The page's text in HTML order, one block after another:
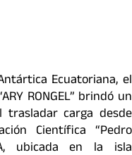
Ecuatoriana, el
RONGEL” brindó un
carga desde
Científica “Pedro
ubicada en la isla